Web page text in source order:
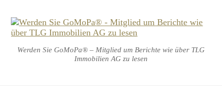
Werden Sie GoMoPa® – Mitglied um Berichte wie über TLG
Immobilien AG zu lesen